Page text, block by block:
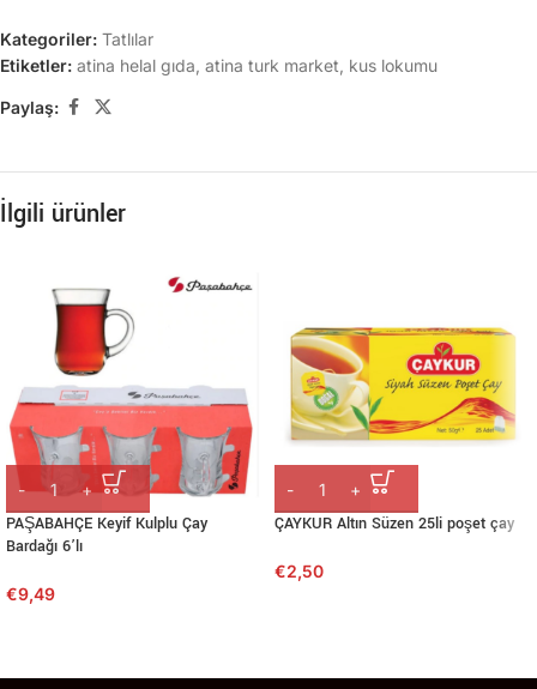
Kategoriler: Tatlılar
Etiketler: atina helal gıda atina turk market kus lokumu
Paylaş:
İlgili ürünler
PAŞABAHÇE Keyif Kulplu Çay
Bardağı 6’lı
€9,49
ÇAYKUR Altın Süzen 25li poşet çay
€2,50